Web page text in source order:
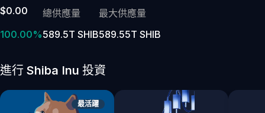
$0.00
100.00%
總供應量
589.5T SHIB
最大供應量
589.55T SHIB
進行 Shiba Inu 投資
最活躍